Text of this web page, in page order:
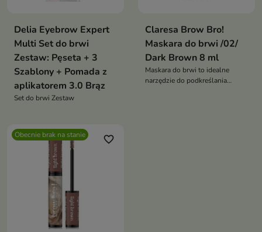
Delia Eyebrow Expert
Multi Set do brwi
Zestaw: Pęseta + 3
Szablony + Pomada z
aplikatorem 3.0 Brąz
Set do brwi Zestaw
Claresa Brow Bro!
Maskara do brwi /02/
Dark Brown 8 ml
Maskara do brwi to idealne
narzędzie do podkreślania
Obecnie brak na stanie favorite_border